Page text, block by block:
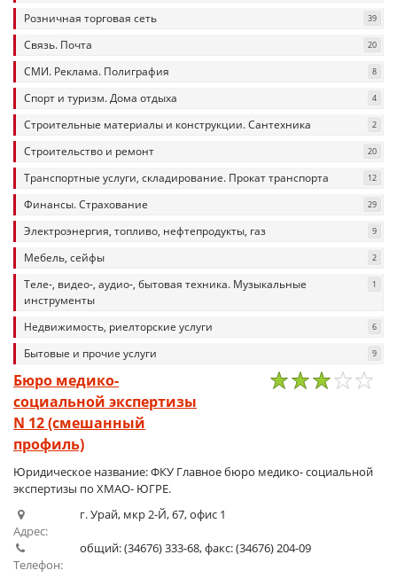
Розничная торговая сеть 39
Связь. Почта 20
СМИ. Реклама. Полиграфия 8
Спорт и туризм. Дома отдыха 4
Строительные материалы и конструкции. Сантехника 2
Строительство и ремонт 20
Транспортные услуги, складирование. Прокат транспорта 12
Финансы. Страхование 29
Электроэнергия, топливо, нефтепродукты, газ 9
Мебель, сейфы 2
Теле-, видео-, аудио-, бытовая техника. Музыкальные
инструменты
1
Недвижимость, риелторские услуги 6
Бытовые и прочие услуги 9
Бюро медико-
социальной экспертизы
N 12 (смешанный
профиль)
Юридическое название: ФКУ Главное бюро медико- социальной
экспертизы по ХМАО- ЮГРЕ.
Адрес:
г. Урай, мкр 2-Й, 67, офис 1
Телефон:
общий: (34676) 333-68, факс: (34676) 204-09